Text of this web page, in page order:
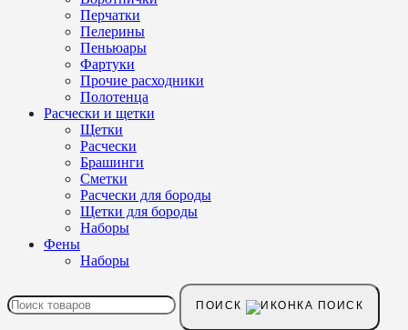
Перчатки
Пелерины
Пеньюары
Фартуки
Прочие расходники
Полотенца
Расчески и щетки
Щетки
Расчески
Брашинги
Сметки
Расчески для бороды
Щетки для бороды
Наборы
Фены
Наборы
ПОИСК